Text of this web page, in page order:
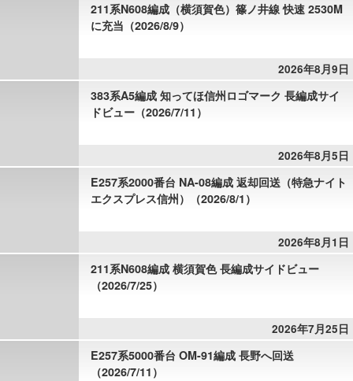
211系N608編成（横須賀色）篠ノ井線 快速 2530M
に充当（2026/8/9）
2026年8月9日
383系A5編成 知ってほ信州ロゴマーク 長編成サイ
ドビュー（2026/7/11）
2026年8月5日
E257系2000番台 NA-08編成 返却回送（特急ナイト
エクスプレス信州）（2026/8/1）
2026年8月1日
211系N608編成 横須賀色 長編成サイドビュー
（2026/7/25）
2026年7月25日
E257系5000番台 OM-91編成 長野へ回送
（2026/7/11）